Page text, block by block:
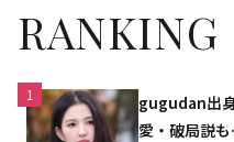
RANKING
1
gugudan出
愛・破局説